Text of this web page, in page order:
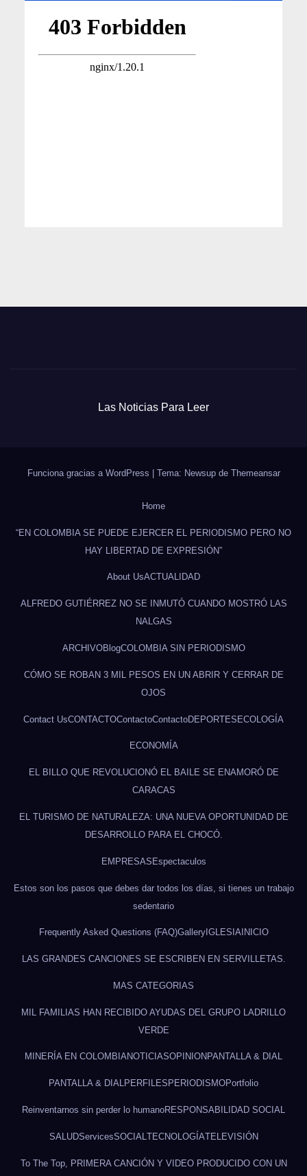
Las Noticias Para Leer
Funciona gracias a WordPress | Tema: Newsup de Themeansar
Home
“EN COLOMBIA SE PUEDE EJERCER EL PERIODISMO PERO NO
HAY LIBERTAD DE EXPRESIÓN”
About UsACTUALIDAD
ALFREDO GUTIÉRREZ NO SE INMUTÓ CUANDO MOSTRÓ LAS
NALGAS
ARCHIVOBlogCOLOMBIA SIN PERIODISMO
CÓMO SE ROBAN 3 MIL PESOS EN UN ABRIR Y CERRAR DE
OJOS
Contact UsCONTACTOContactoContactoDEPORTESECOLOGÍA
ECONOMÍA
EL BILLO QUE REVOLUCIONÓ EL BAILE SE ENAMORÓ DE
CARACAS
EL TURISMO DE NATURALEZA: UNA NUEVA OPORTUNIDAD DE
DESARROLLO PARA EL CHOCÓ.
EMPRESASEspectaculos
Estos son los pasos que debes dar todos los días, si tienes un trabajo
sedentario
Frequently Asked Questions (FAQ)GalleryIGLESIAINICIO
LAS GRANDES CANCIONES SE ESCRIBEN EN SERVILLETAS.
MAS CATEGORIAS
MIL FAMILIAS HAN RECIBIDO AYUDAS DEL GRUPO LADRILLO
VERDE
MINERÍA EN COLOMBIANOTICIASOPINION PANTALLA & DIAL
PANTALLA & DIALPERFILES PERIODISMOPortfolio
Reinventarnos sin perder lo humanoRESPONSABILIDAD SOCIAL
SALUDServicesSOCIAL TECNOLOGÍATELEVISIÓN
To The Top, PRIMERA CANCIÓN Y VIDEO PRODUCIDO CON UN